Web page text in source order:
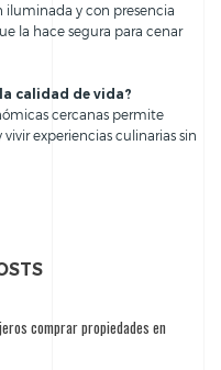
iluminada y con presencia
la hace segura para cenar
calidad de vida?
cercanas permite
experiencias culinarias sin
comprar propiedades en